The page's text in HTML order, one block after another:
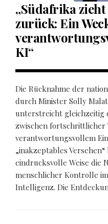
„Südafrika
zurück: Ein
KI“
Die Rücknahme der
durch Minister Solly
unterstreicht gleichzeitig
zwischen fortschrittlicher
verantwortungsvollem
„inakzeptables
eindrucksvolle Weise die
menschlicher Kontrolle
Intelligenz. Die